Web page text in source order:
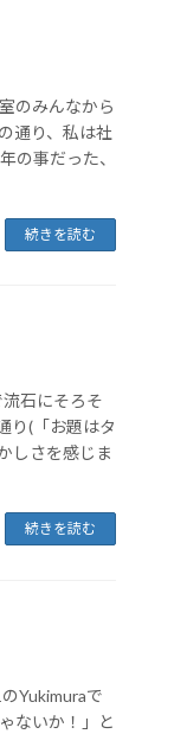
のみんなから
通り、私は社
の事だった、
続きを読む
石にそろそ
り(「お題はタ
しさを感じま
続きを読む
Yukimuraで
ないか！」と